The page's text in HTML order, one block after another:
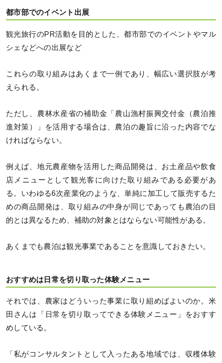
都市部でのイベント出展
観光旅行のPR活動を目的とした、都市部でのイベントやマル
シェなどへの出展など
これらの取り組みはあくまで一例であり、幅広い選択肢が考
えられる。
ただし、農林水産省の補助金「農山漁村振興交付金（農泊推
進対策）」を活用する場合は、農泊の趣旨に沿った内容でな
ければならない。
例えば、地元農産物を活用した商品開発は、お土産品や飲食
店メニューとして観光客に向けた取り組みである必要があ
る。いわゆる6次産業化のような、単純に加工して販売するた
めの商品開発は、取り組みの中身が同じであっても農泊の目
的とは異なるため、補助の対象とはならない可能性がある。
あくまでも農泊は観光事業であることを意識しておきたい。
おすすめは日常を切り取った体験メニュー
それでは、農家はどういった事業に取り組めばよいのか。米
田さんは「日常を切り取ってできる体験メニュー」をおすす
めしている。
「私がコンサルタントとして入ったある地域では、収穫体験